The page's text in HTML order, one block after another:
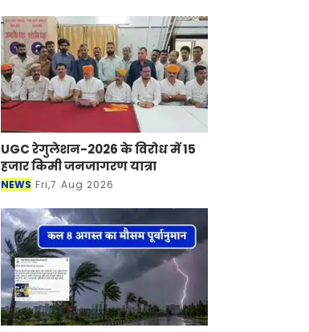
concerned finance company or
bank is l
UGC रेगुलेशन-2026 के विरोध में 15
हजार किमी जनजागरण यात्रा
NEWS Fri,7 Aug 2026